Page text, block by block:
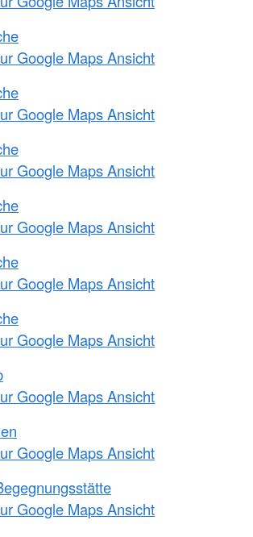
Google Maps Ansicht
Google Maps Ansicht
Google Maps Ansicht
Google Maps Ansicht
Google Maps Ansicht
Google Maps Ansicht
Google Maps Ansicht
Google Maps Ansicht
Google Maps Ansicht